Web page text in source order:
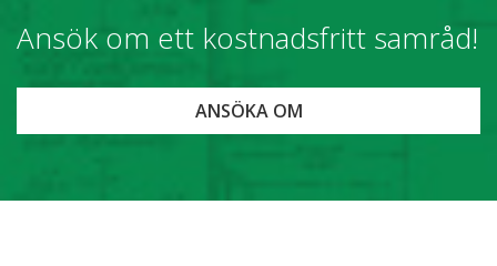
Ansök om ett kostnadsfritt samråd!
ANSÖKA OM